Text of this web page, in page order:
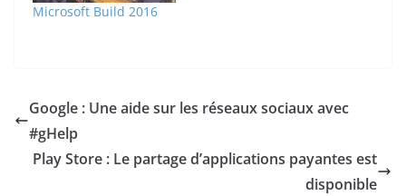
Microsoft Build 2016
Google : Une aide sur les réseaux sociaux avec
#gHelp
Play Store : Le partage d’applications payantes est
disponible